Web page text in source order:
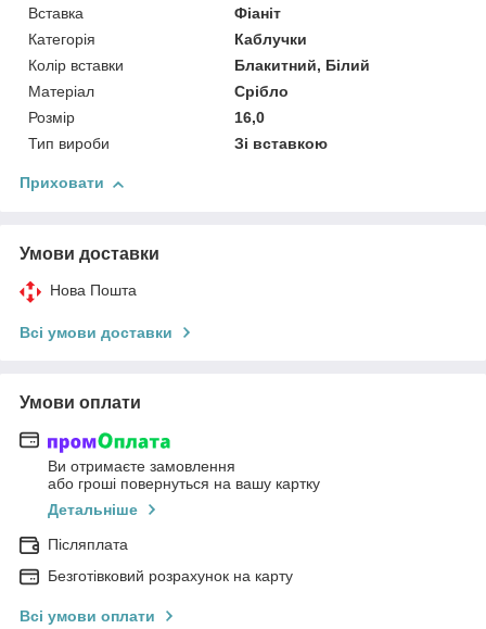
Вставка
Фіаніт
Категорія
Каблучки
Колір вставки
Блакитний, Білий
Матеріал
Срібло
Розмір
16,0
Тип вироби
Зі вставкою
Приховати
Умови доставки
Нова Пошта
Всі умови доставки
Умови оплати
Ви отримаєте замовлення
або гроші повернуться на вашу картку
Детальніше
Післяплата
Безготівковий розрахунок на карту
Всі умови оплати